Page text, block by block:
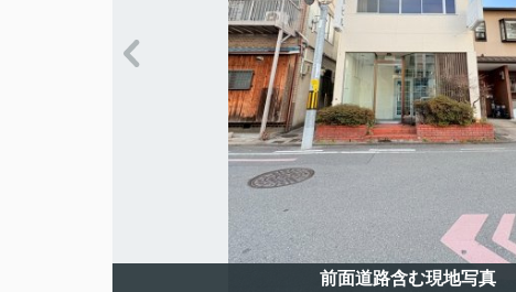
前面道路含む現地写真